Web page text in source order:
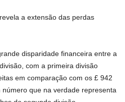
a extensão das perdas
disparidade financeira entre a
com a primeira divisão
em comparação com os £ 942
que na verdade representa